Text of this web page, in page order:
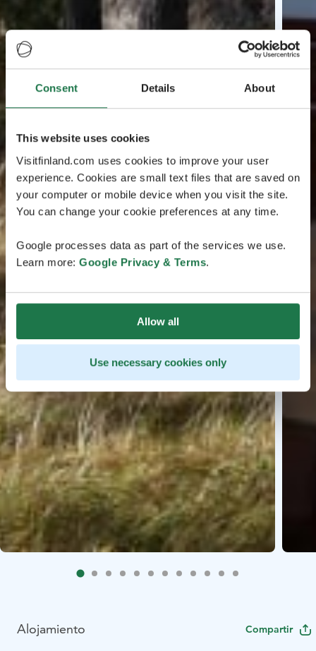
Consent Details About
This website uses cookies
Visitfinland.com uses cookies to improve your user
experience. Cookies are small text files that are saved on
your computer or mobile device when you visit the site.
You can change your cookie preferences at any time.
Google processes data as part of the services we use.
Learn more: Google Privacy & Terms.
Allow all
Use necessary cookies only
Alojamiento Compartir